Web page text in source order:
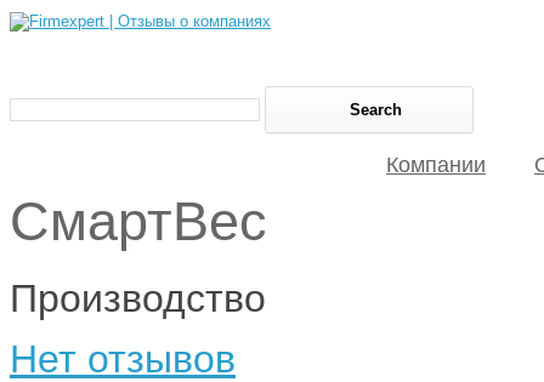
Компании
СмартВес
Производство
Нет отзывов